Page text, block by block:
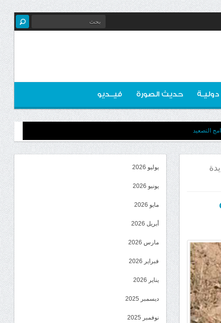
دوليـة حديث الصورة فيــديو
التصعيد
يوليو 2026
يونيو 2026
مايو 2026
أبريل 2026
مارس 2026
فبراير 2026
يناير 2026
ديسمبر 2025
نوفمبر 2025